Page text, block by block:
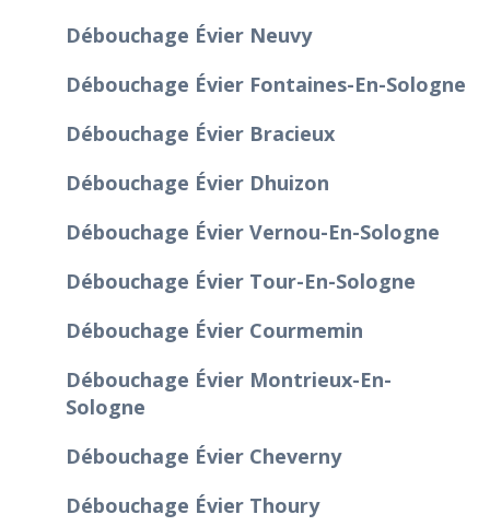
Débouchage Évier Neuvy
Débouchage Évier Fontaines-En-Sologne
Débouchage Évier Bracieux
Débouchage Évier Dhuizon
Débouchage Évier Vernou-En-Sologne
Débouchage Évier Tour-En-Sologne
Débouchage Évier Courmemin
Débouchage Évier Montrieux-En-
Sologne
Débouchage Évier Cheverny
Débouchage Évier Thoury